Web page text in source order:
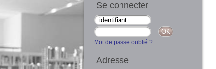
Se connecter
Mot de passe oublié ?
Adresse